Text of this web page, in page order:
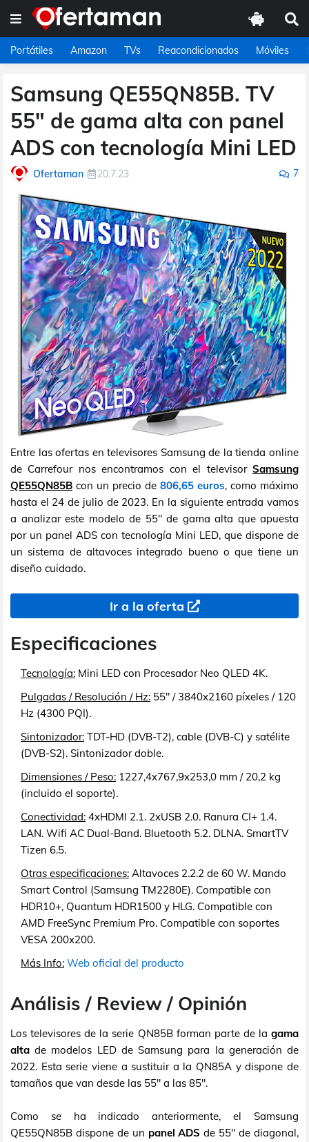
Portátiles Amazon TVs Reacondicionados Móviles
Samsung QE55QN85B. TV
55" de gama alta con panel
ADS con tecnología Mini LED
Ofertaman 20.7.23 7
Entre las ofertas en televisores Samsung de la tienda online
de Carrefour nos encontramos con el televisor Samsung
QE55QN85B con un precio de 806,65 euros, como máximo
hasta el 24 de julio de 2023. En la siguiente entrada vamos
a analizar este modelo de 55" de gama alta que apuesta
por un panel ADS con tecnología Mini LED, que dispone de
un sistema de altavoces integrado bueno o que tiene un
diseño cuidado.
Ir a la oferta
Especificaciones
Tecnología: Mini LED con Procesador Neo QLED 4K.
Pulgadas / Resolución / Hz: 55" / 3840x2160 píxeles / 120
Hz (4300 PQI).
Sintonizador: TDT-HD (DVB-T2), cable (DVB-C) y satélite
(DVB-S2). Sintonizador doble.
Dimensiones / Peso: 1227,4x767,9x253,0 mm / 20,2 kg
(incluido el soporte).
Conectividad: 4xHDMI 2.1. 2xUSB 2.0. Ranura CI+ 1.4.
LAN. Wifi AC Dual-Band. Bluetooth 5.2. DLNA. SmartTV
Tizen 6.5.
Otras especificaciones: Altavoces 2.2.2 de 60 W. Mando
Smart Control (Samsung TM2280E). Compatible con
HDR10+, Quantum HDR1500 y HLG. Compatible con
AMD FreeSync Premium Pro. Compatible con soportes
VESA 200x200.
Más Info: Web oficial del producto
Análisis / Review / Opinión
Los televisores de la serie QN85B forman parte de la gama
alta de modelos LED de Samsung para la generación de
2022. Esta serie viene a sustituir a la QN85A y dispone de
tamaños que van desde las 55" a las 85".
Como se ha indicado anteriormente, el Samsung
QE55QN85B dispone de un panel ADS de 55" de diagonal,